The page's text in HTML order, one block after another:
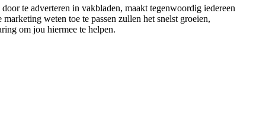
te adverteren in vakbladen, maakt tegenwoordig iedereen
weten toe te passen zullen het snelst groeien,
om jou hiermee te helpen.